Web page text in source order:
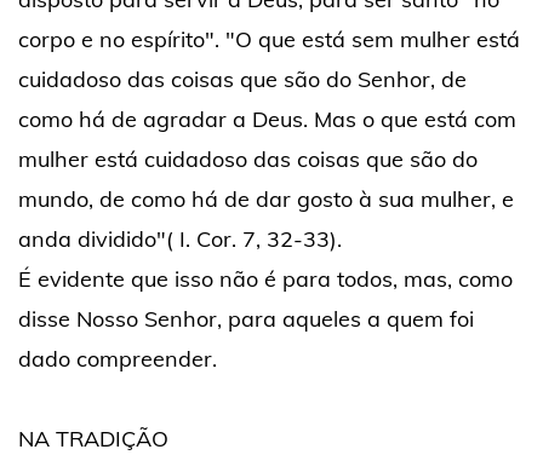
corpo e no espírito". "O que está sem mulher está
cuidadoso das coisas que são do Senhor, de
como há de agradar a Deus. Mas o que está com
mulher está cuidadoso das coisas que são do
mundo, de como há de dar gosto à sua mulher, e
anda dividido"( I. Cor. 7, 32-33).
É evidente que isso não é para todos, mas, como
disse Nosso Senhor, para aqueles a quem foi
dado compreender.
NA TRADIÇÃO